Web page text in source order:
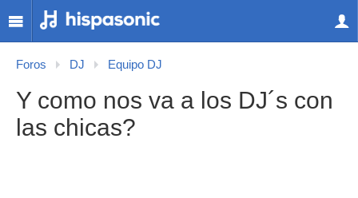
Foros DJ Equipo DJ
Y como nos va a los DJ´s con
las chicas?